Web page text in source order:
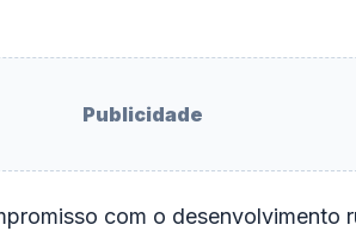
Publicidade
com o desenvolvimento